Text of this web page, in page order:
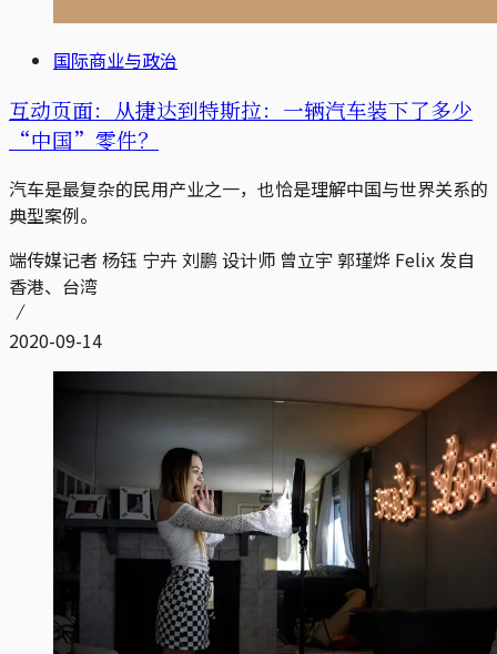
国际商业与政治
互动页面：从捷达到特斯拉：一辆汽车装下了多少
“中国”零件？
汽车是最复杂的民用产业之一，也恰是理解中国与世界关系的
典型案例。
端传媒记者 杨钰 宁卉 刘鹏 设计师 曾立宇 郭瑾烨 Felix 发自
香港、台湾
2020-09-14